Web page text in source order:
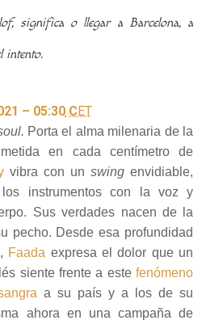
significa o llegar a Barcelona, a
intento.
– 05:30CET
Porta el alma milenaria de la
en cada centímetro de
vibra con unswingenvidiable,
los instrumentos con la voz y
Sus verdades nacen de la
pecho. Desde esa profundidad
Faada expresa el dolor que un
siente frente a estefenómeno
a su país y a los de su
ahora en una campaña de